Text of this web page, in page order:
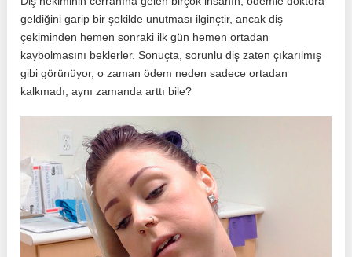
geldiğini garip bir şekilde unutması ilginçtir, ancak diş
çekiminden hemen sonraki ilk gün hemen ortadan
kaybolmasını beklerler. Sonuçta, sorunlu diş zaten çıkarılmış
gibi görünüyor, o zaman ödem neden sadece ortadan
kalkmadı, aynı zamanda arttı bile?